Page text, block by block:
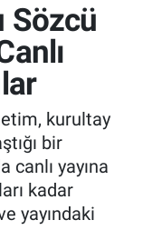
Sözcü
kurultay
bir
canlı yayına
kadar
yayındaki